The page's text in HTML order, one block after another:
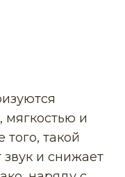
мягкостью и
такой
и снижает